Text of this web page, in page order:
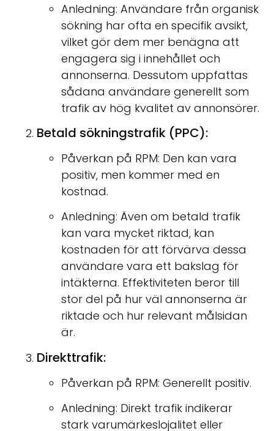
Anledning: Användare från organisk
sökning har ofta en specifik avsikt,
vilket gör dem mer benägna att
engagera sig i innehållet och
annonserna. Dessutom uppfattas
sådana användare generellt som
trafik av hög kvalitet av annonsörer.
Betald sökningstrafik (PPC):
Påverkan på RPM: Den kan vara
positiv, men kommer med en
kostnad.
Anledning: Även om betald trafik
kan vara mycket riktad, kan
kostnaden för att förvärva dessa
användare vara ett bakslag för
intäkterna. Effektiviteten beror till
stor del på hur väl annonserna är
riktade och hur relevant målsidan
är.
Direkttrafik:
Påverkan på RPM: Generellt positiv.
Anledning: Direkt trafik indikerar
stark varumärkeslojalitet eller